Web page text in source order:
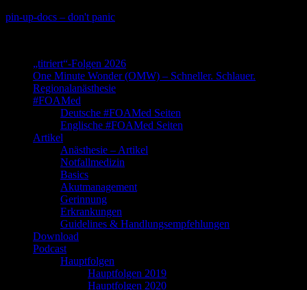
Skip
pin-up-docs – don't panic
„titriert“-Folgen 2026
One Minute Wonder (OMW) – Schneller. Schlauer.
Regionalanästhesie
#FOAMed
Deutsche #FOAMed Seiten
Englische #FOAMed Seiten
Artikel
Anästhesie – Artikel
Notfallmedizin
Basics
Akutmanagement
Gerinnung
Erkrankungen
Guidelines & Handlungsempfehlungen
Download
Podcast
Hauptfolgen
Hauptfolgen 2019
Hauptfolgen 2020